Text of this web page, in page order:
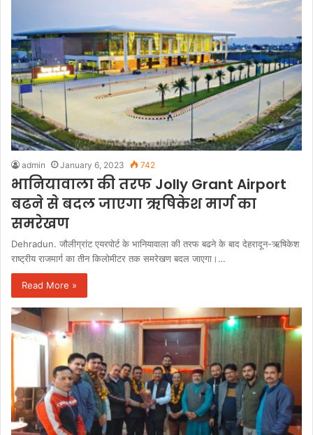
admin January 6, 2023 742
भानियावाला की तरफ Jolly Grant Airport
बढने से बदल जाएगा ऋषिकेश मार्ग का
समरेखण
Dehradun. जौलीग्रांट एयरपोर्ट के भानियावाला की तरफ बढने के बाद देहरादून-ऋषिकेश
राष्ट्रीय राजमार्ग का तीन किलोमीटर तक समरेखण बदल जाएगा।…
Read More »